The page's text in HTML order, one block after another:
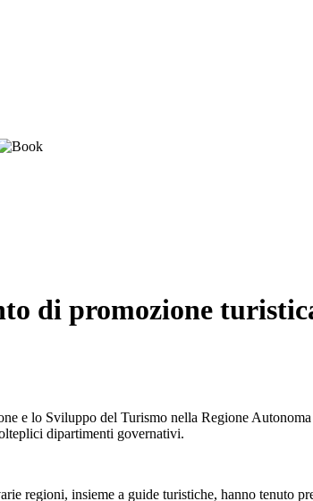
di promozione
e lo Sviluppo del Turismo nella Regione
dipartimenti governativi.
regioni, insieme a guide turistiche, hanno tenuto